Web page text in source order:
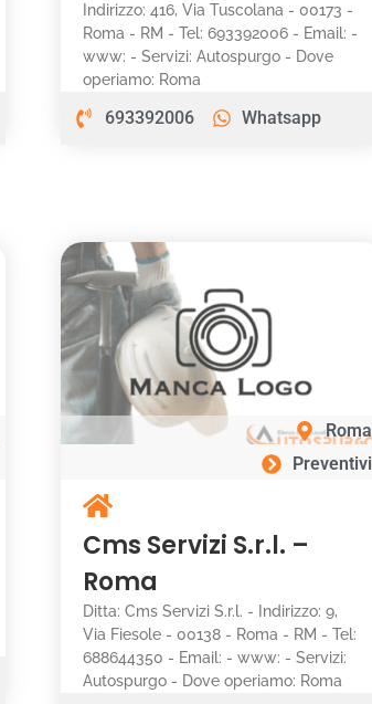
Indirizzo: 416, Via Tuscolana - 00173 -
Roma - RM - Tel: 693392006 - Email: -
www: - Servizi: Autospurgo - Dove
operiamo: Roma
693392006 Whatsapp
Roma
Preventivi
Cms Servizi S.r.l. –
Roma
Ditta: Cms Servizi S.r.l. - Indirizzo: 9,
Via Fiesole - 00138 - Roma - RM - Tel:
688644350 - Email: - www: - Servizi:
Autospurgo - Dove operiamo: Roma